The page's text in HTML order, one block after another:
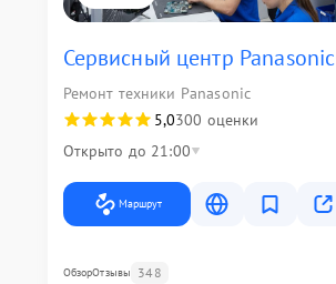
Сервисный центр Panasonic
Ремонт техники Panasonic
5,0300 оценки
Открыто до 21:00
Маршрут
ОбзорОтзывы 348